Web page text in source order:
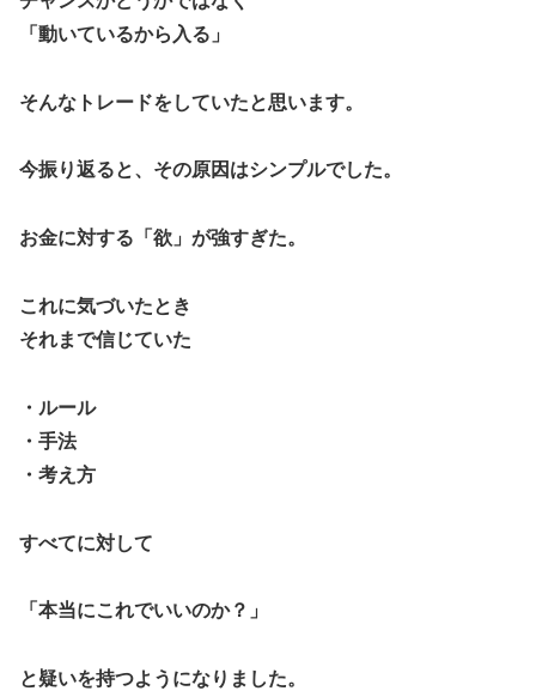
「動いているから入る」
そんなトレードをしていたと思います。
今振り返ると、その原因はシンプルでした。
お金に対する「欲」が強すぎた。
これに気づいたとき
それまで信じていた
・ルール
・手法
・考え方
すべてに対して
「本当にこれでいいのか？」
と疑いを持つようになりました。